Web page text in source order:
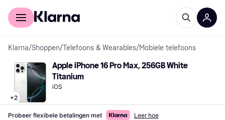
Voor shoppers
Klarna/Shoppen/Telefoons & Wearables/Mobiele telefoons
+2
Apple iPhone 16 Pro Max, 256GB White
Titanium
iOS
Probeer flexibele betalingen met Leer hoe